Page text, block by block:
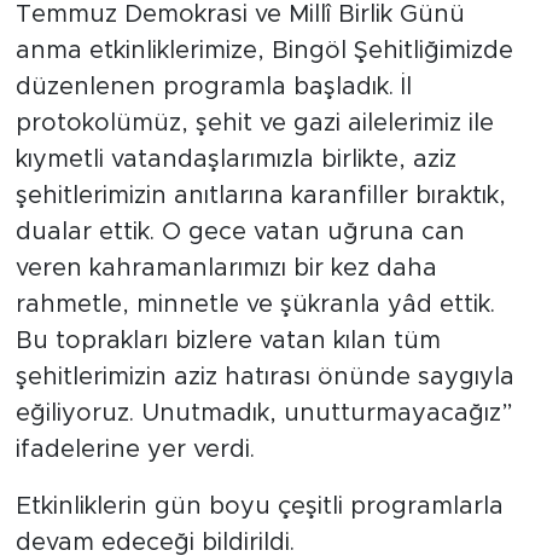
Temmuz Demokrasi ve Millî Birlik Günü
anma etkinliklerimize, Bingöl Şehitliğimizde
düzenlenen programla başladık. İl
protokolümüz, şehit ve gazi ailelerimiz ile
kıymetli vatandaşlarımızla birlikte, aziz
şehitlerimizin anıtlarına karanfiller bıraktık,
dualar ettik. O gece vatan uğruna can
veren kahramanlarımızı bir kez daha
rahmetle, minnetle ve şükranla yâd ettik.
Bu toprakları bizlere vatan kılan tüm
şehitlerimizin aziz hatırası önünde saygıyla
eğiliyoruz. Unutmadık, unutturmayacağız”
ifadelerine yer verdi.
Etkinliklerin gün boyu çeşitli programlarla
devam edeceği bildirildi.